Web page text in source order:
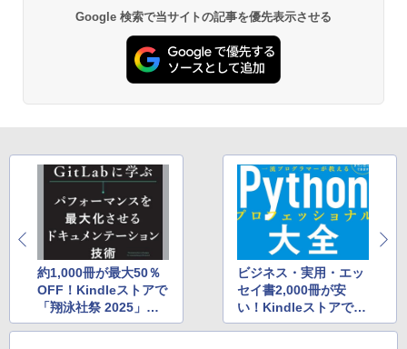
Google 検索で当サイトの記事を優先表示させる
約1,000冊が最大50％
OFF！Kindleストアで
「翔泳社祭 2025」開
催中
ビジネス・実用・エッ
セイ書2,000冊が安
い！Kindleストアでフ
ェア開催中